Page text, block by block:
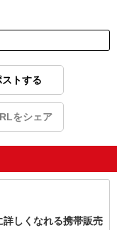
ストする
をシェア
しくなれる携帯販売